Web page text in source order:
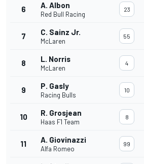
6 A. Albon
Red Bull Racing
23
7 C. Sainz Jr.
McLaren
55
8 L. Norris
McLaren
4
9 P. Gasly
Racing Bulls
10
10 R. Grosjean
Haas F1 Team
8
11 A. Giovinazzi
Alfa Romeo
99